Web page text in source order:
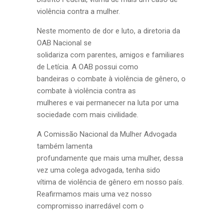
violência contra a mulher.
Neste momento de dor e luto, a diretoria da
OAB Nacional se
solidariza com parentes, amigos e familiares
de Letícia. A OAB possui como
bandeiras o combate à violência de gênero, o
combate à violência contra as
mulheres e vai permanecer na luta por uma
sociedade com mais civilidade.
A Comissão Nacional da Mulher Advogada
também lamenta
profundamente que mais uma mulher, dessa
vez uma colega advogada, tenha sido
vítima de violência de gênero em nosso país.
Reafirmamos mais uma vez nosso
compromisso inarredável com o